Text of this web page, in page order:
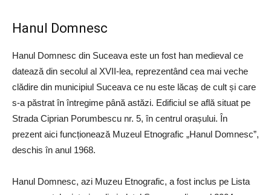
Hanul Domnesc
Hanul Domnesc din Suceava este un fost han medieval ce
datează din secolul al XVII-lea, reprezentând cea mai veche
clădire din municipiul Suceava ce nu este lăcaș de cult și care
s-a păstrat în întregime până astăzi. Edificiul se află situat pe
Strada Ciprian Porumbescu nr. 5, în centrul orașului. În
prezent aici funcționează Muzeul Etnografic „Hanul Domnesc”,
deschis în anul 1968.
Hanul Domnesc, azi Muzeu Etnografic, a fost inclus pe Lista